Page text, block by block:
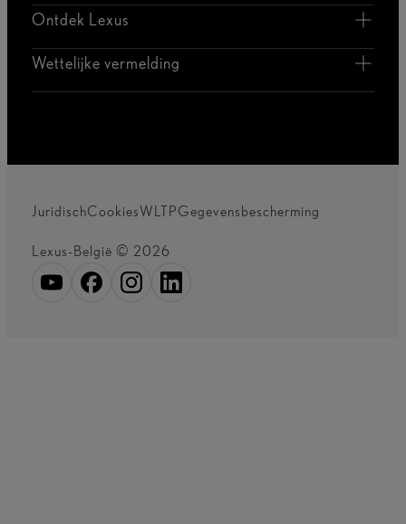
Ontdek Lexus
Wettelijke vermelding
JuridischCookiesWLTPGegevensbescherming
Lexus-België © 2026